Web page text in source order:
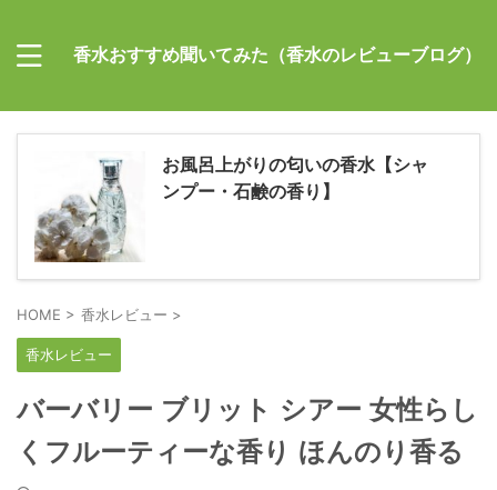
香水おすすめ聞いてみた（香水のレビューブログ）
お風呂上がりの匂いの香水【シャ
ンプー・石鹸の香り】
HOME > 香水レビュー >
香水レビュー
バーバリー ブリット シアー 女性らし
くフルーティーな香り ほんのり香る